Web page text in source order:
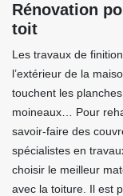
Rénovation
toit
Les travaux de
l’extérieur de la
touchent les
moineaux… Pour
savoir-faire des
spécialistes en
choisir le meilleur
avec la toiture. Il est